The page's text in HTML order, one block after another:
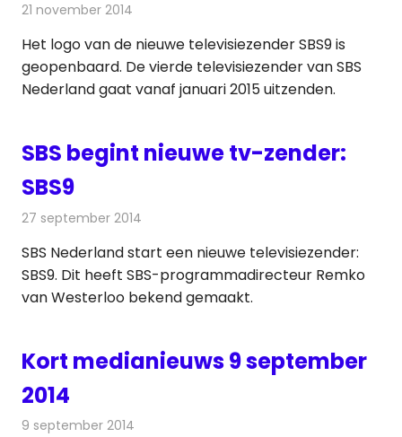
21 november 2014
Het logo van de nieuwe televisiezender SBS9 is
geopenbaard. De vierde televisiezender van SBS
Nederland gaat vanaf januari 2015 uitzenden.
SBS begint nieuwe tv-zender:
SBS9
27 september 2014
SBS Nederland start een nieuwe televisiezender:
SBS9. Dit heeft SBS-programmadirecteur Remko
van Westerloo bekend gemaakt.
Kort medianieuws 9 september
2014
9 september 2014